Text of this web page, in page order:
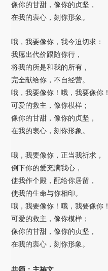
像你的甘甜，像你的贞坚，
在我的衷心，刻你形象。
哦，我要像你，我今迫切求：
我愿出代价跟随你行，
将我的所是和我的所有，
完全献给你，不自经营。
哦，我要像你！哦，我要像你！
可爱的救主，像你模样；
像你的甘甜，像你的贞坚，
在我的衷心，刻你形象。
哦，我要像你，正当我祈求，
倒下你的爱充满我心，
使我作个殿，配给你居留，
使我的生命与你相印。
哦，我要像你！哦，我要像你！
可爱的救主，像你模样；
像你的甘甜，像你的贞坚，
在我的衷心，刻你形象。